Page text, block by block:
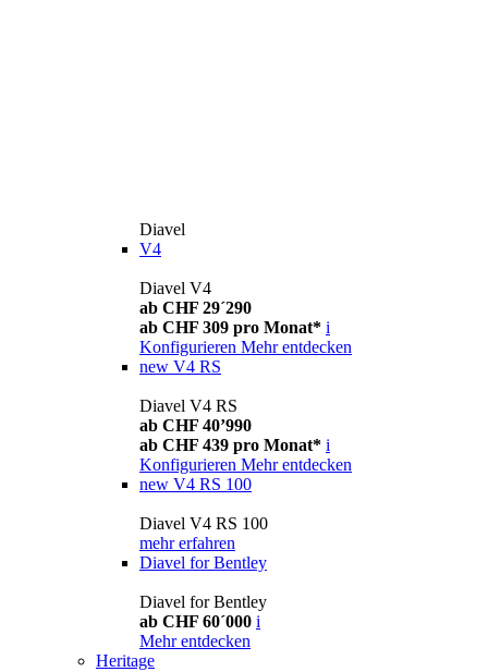
Diavel
V4
Diavel V4
ab CHF 29´290
ab CHF 309 pro Monat* i
Konfigurieren Mehr entdecken
new V4 RS
Diavel V4 RS
ab CHF 40’990
ab CHF 439 pro Monat* i
Konfigurieren Mehr entdecken
new V4 RS 100
Diavel V4 RS 100
mehr erfahren
Diavel for Bentley
Diavel for Bentley
ab CHF 60´000 i
Mehr entdecken
Heritage